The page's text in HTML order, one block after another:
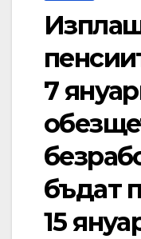
7
бъдат
15